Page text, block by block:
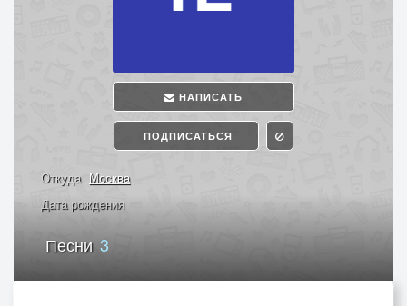
НАПИСАТЬ
ПОДПИСАТЬСЯ
Откуда Москва
Дата рождения
Песни3